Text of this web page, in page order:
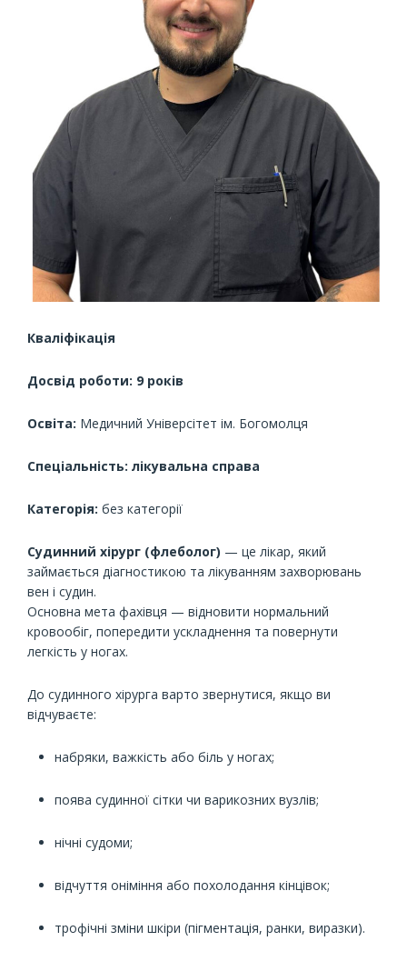
Кваліфікація
Досвід роботи: 9 років
Освіта: Медичний Універсітет ім. Богомолця
Спеціальність: лікувальна справа
Категорія: без категорії
Судинний хірург (флеболог) — це лікар, який
займається діагностикою та лікуванням захворювань
вен і судин.
Основна мета фахівця — відновити нормальний
кровообіг, попередити ускладнення та повернути
легкість у ногах.
До судинного хірурга варто звернутися, якщо ви
відчуваєте:
набряки, важкість або біль у ногах;
поява судинної сітки чи варикозних вузлів;
нічні судоми;
відчуття оніміння або похолодання кінцівок;
трофічні зміни шкіри (пігментація, ранки, виразки).